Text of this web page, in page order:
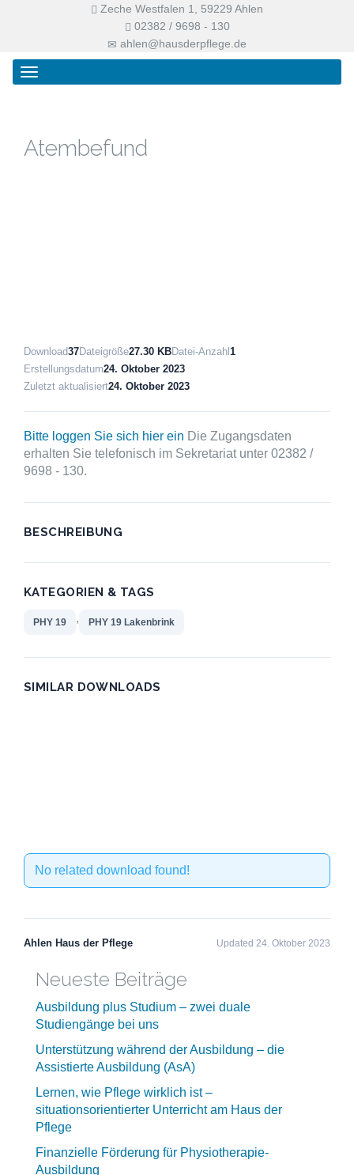
Zeche Westfalen 1, 59229 Ahlen
02382 / 9698 - 130
ahlen@hausderpflege.de
Primary
Menu
Skip
Haus der Pflege
Atembefund
Download37Dateigröße27.30 KBDatei-Anzahl 1
Erstellungsdatum24. Oktober 2023
Zuletzt aktualisiert24. Oktober 2023
Bitte loggen Sie sich hier ein Die Zugangsdaten
erhalten Sie telefonisch im Sekretariat unter 02382 /
9698 - 130.
BESCHREIBUNG
KATEGORIEN & TAGS
PHY 19 , PHY 19 Lakenbrink
SIMILAR DOWNLOADS
No related download found!
Ahlen Haus der Pflege Updated 24. Oktober 2023
Neueste Beiträge
Ausbildung plus Studium – zwei duale
Studiengänge bei uns
Unterstützung während der Ausbildung – die
Assistierte Ausbildung (AsA)
Lernen, wie Pflege wirklich ist –
situationsorientierter Unterricht am Haus der
Pflege
Finanzielle Förderung für Physiotherapie-
Ausbildung